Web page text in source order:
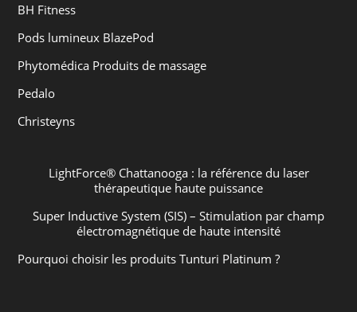
BH Fitness
Pods lumineux BlazePod
Phytomédica Produits de massage
Pedalo
Christeyns
LightForce® Chattanooga : la référence du laser
thérapeutique haute puissance
Super Inductive System (SIS) – Stimulation par champ
électromagnétique de haute intensité
Pourquoi choisir les produits Tunturi Platinum ?